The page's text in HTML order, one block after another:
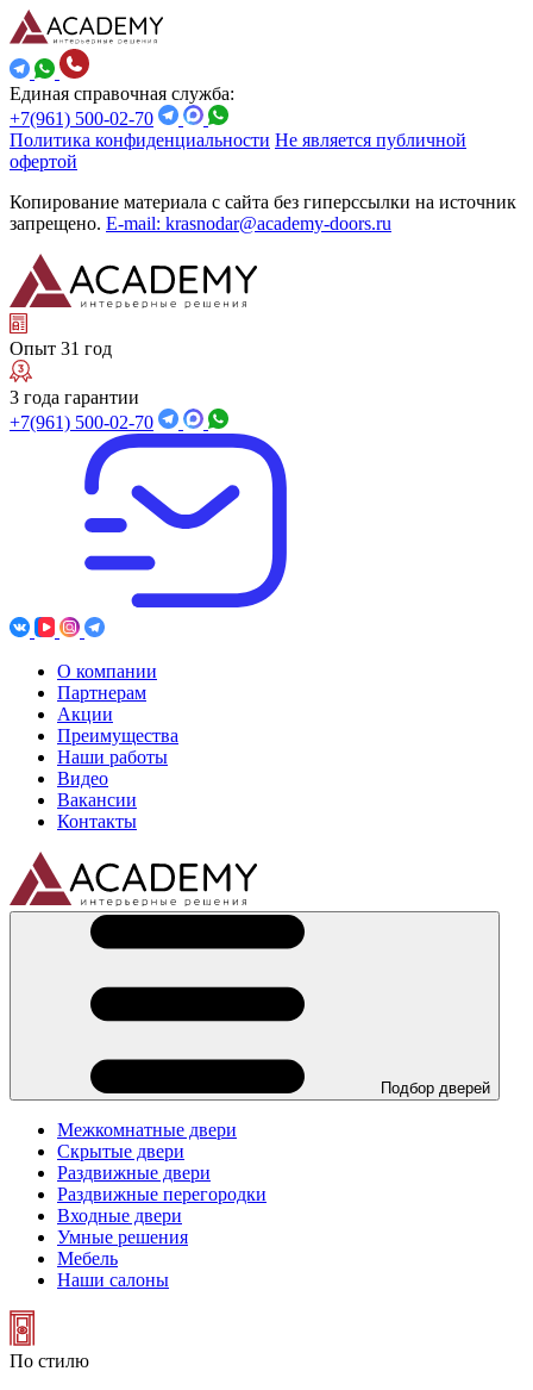
Единая справочная служба:
+7(961) 500-02-70
Политика конфиденциальности Не является публичной
офертой
Копирование материала с сайта без гиперссылки на источник
запрещено. E-mail: krasnodar@academy-doors.ru
Опыт 31 год
3 года гарантии
+7(961) 500-02-70
О компании
Партнерам
Акции
Преимущества
Наши работы
Видео
Вакансии
Контакты
Подбор дверей
Межкомнатные двери
Скрытые двери
Раздвижные двери
Раздвижные перегородки
Входные двери
Умные решения
Мебель
Наши салоны
По стилю